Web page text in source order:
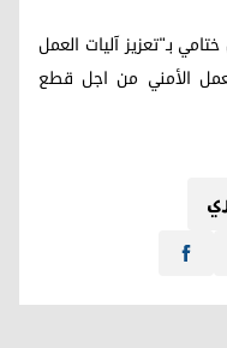
بـ"تعزيز آليات العمل
الأمني من اجل قطع